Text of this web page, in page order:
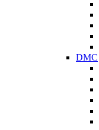
DMC